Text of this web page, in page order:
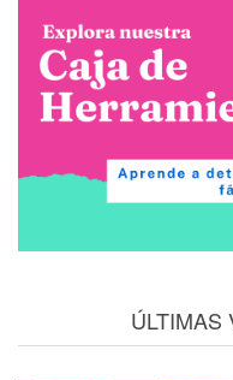
ÚLTIMAS